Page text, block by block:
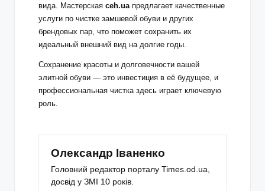
вида. Мастерская ceh.ua предлагает качественные
услуги по чистке замшевой обуви и других
брендовых пар, что поможет сохранить их
идеальный внешний вид на долгие годы.
Сохранение красоты и долговечности вашей
элитной обуви — это инвестиция в её будущее, и
профессиональная чистка здесь играет ключевую
роль.
Олександр Іваненко
Головний редактор порталу Times.od.ua,
досвід у ЗМІ 10 років.